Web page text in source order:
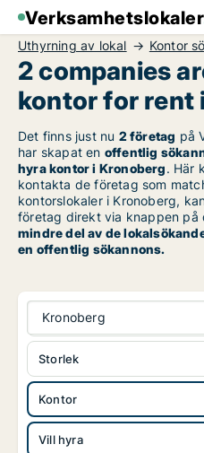
Verksamhetslokaler
Uthyrning av lokal Kontor
2 companies
kontor for rent
Det finns just nu 2 företag på
har skapat en offentlig
hyra kontor i Kronoberg. Här
kontakta de företag som
kontorslokaler i Kronoberg,
företag direkt via knappen på
mindre del av de
en offentlig sökannons.
Kronoberg
Kontor
Vill hyra
Storlek